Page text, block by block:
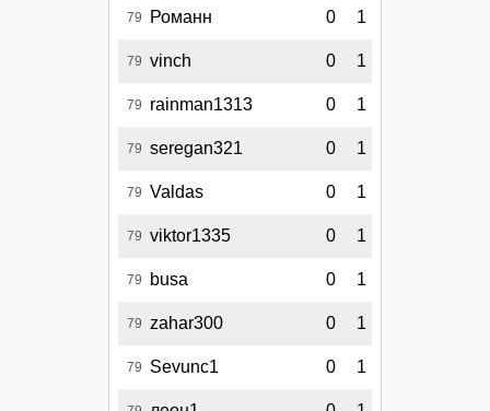
79 Романн 0 1
79 vinch 0 1
79 rainman1313 0 1
79 seregan321 0 1
79 Valdas 0 1
79 viktor1335 0 1
79 busa 0 1
79 zahar300 0 1
79 Sevunc1 0 1